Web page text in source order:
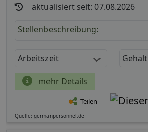
aktualisiert seit: 07.08.2026
Stellenbeschreibung:
Arbeitszeit Gehalt
mehr Details
Teilen
Quelle: germanpersonnel.de